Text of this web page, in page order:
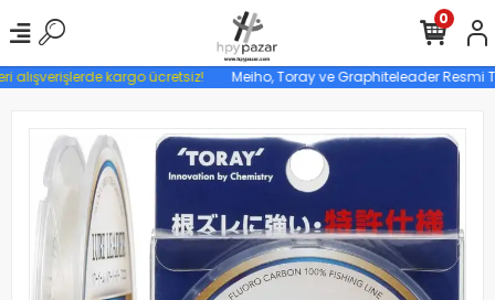
alışverişlerde kargo ücretsiz! Meiho, Toray ve Graphiteleader Resmi
0